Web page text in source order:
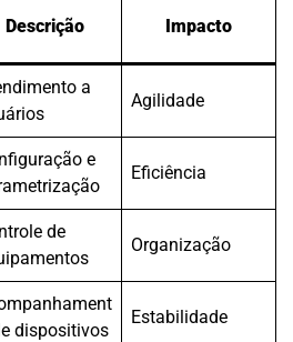
Descrição Impacto
a
Agilidade
e
Eficiência
de
Organização
dispositivos
Estabilidade